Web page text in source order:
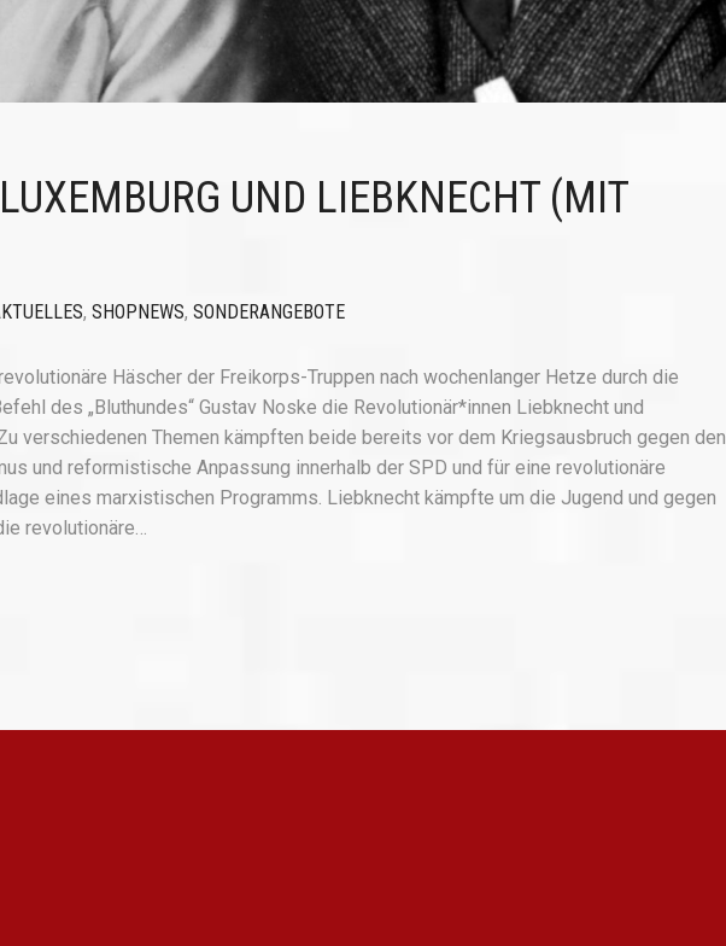
UND LIEBKNECHT (MIT
, SHOPNEWS, SONDERANGEBOTE
Häscher der Freikorps-Truppen nach wochenlanger Hetze durch die
des „Bluthundes“ Gustav Noske die Revolutionär*innen Liebknecht und
verschiedenen Themen kämpften beide bereits vor dem Kriegsausbruch gegen den
und reformistische Anpassung innerhalb der SPD und für eine revolutionäre
eines marxistischen Programms. Liebknecht kämpfte um die Jugend und gegen
revolutionäre…